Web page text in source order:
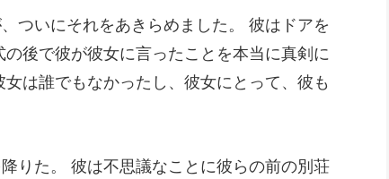
後で彼が彼女に言ったことを本当に真剣に